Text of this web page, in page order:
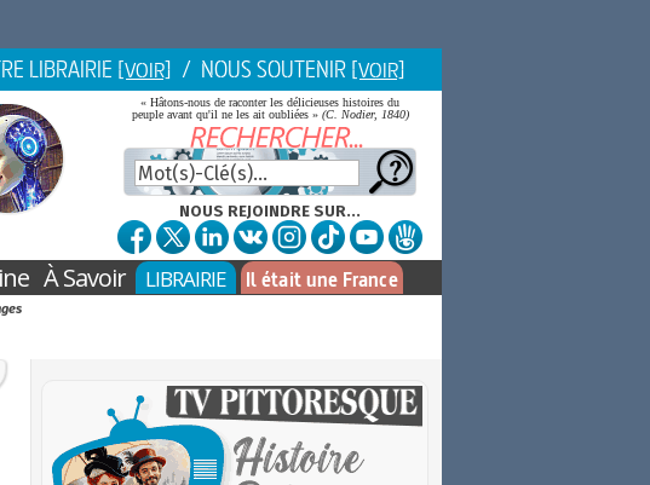
LIBRAIRIE [VOIR] / NOUS SOUTENIR [VOIR]
« Hâtons-nous de raconter les délicieuses histoires du
peuple avant qu'il ne les ait oubliées » (C. Nodier, 1840)
NOUS REJOINDRE SUR...
À Savoir LIBRAIRIE Il était une France